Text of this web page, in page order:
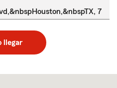
llegar
to